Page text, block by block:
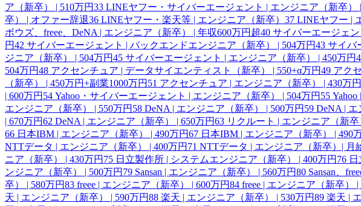
ア（新卒） | 510万円33 LINEヤフー・サイバーエージェント | エンジニア（新卒） |
卒） | オファー辞退36 LINEヤフー・楽天等 | エンジニア（新卒） 37 LINEヤフー |
ボウズ、freee、DeNA | エンジニア（新卒） | 年収600万円超40 サイバーエージェ
円42 サイバーエージェント | バックエンドエンジニア（新卒） | 504万円43 サイバ
ジニア（新卒） | 504万円45 サイバーエージェント | エンジニア（新卒） | 450万円
504万円48 アクセンチュア | データサイエンティスト（新卒） | 550+α万円49 アク
（新卒） | 450万円+副業1000万円 51 アクセンチュア | エンジニア（新卒） | 430万円
| 600万円 54 Yahoo・サイバーエージェント | エンジニア（新卒） | 504万円 55
エンジニア（新卒） | 550万円 58 DeNA | エンジニア（新卒） | 500万円 59 DeNA | エ
| 670万円62 DeNA | エンジニア（新卒） | 650万円63 リクルート | エンジニア（新卒
66 日本IBM | エンジニア（新卒） | 490万円67 日本IBM | エンジニア（新卒） | 490
NTTデータ | エンジニア（新卒） | 400万円 71 NTTデータ | エンジニア（新卒）| 月
ニア（新卒） | 430万円 75 日立製作所 | システムエンジニア（新卒） | 400万円 76
ンジニア（新卒） | 500万円 79 Sansan | エンジニア（新卒） | 560万円80 Sansan、
卒） | 580万円83 freee | エンジニア（新卒） | 600万円84 freee | エンジニア（新卒） |
天 | エンジニア（新卒） | 590万円88 楽天 | エンジニア（新卒） | 530万円89 楽天 |